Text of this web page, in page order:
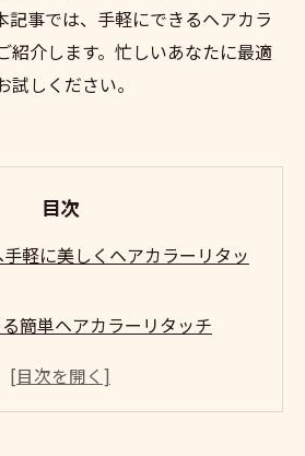
記事では、手軽にできるヘアカラ
紹介します。忙しいあなたに最適
しください。
目次
軽に美しくヘアカラーリタッ
簡単ヘアカラーリタッチ
もできるヘアカラーリタッチ